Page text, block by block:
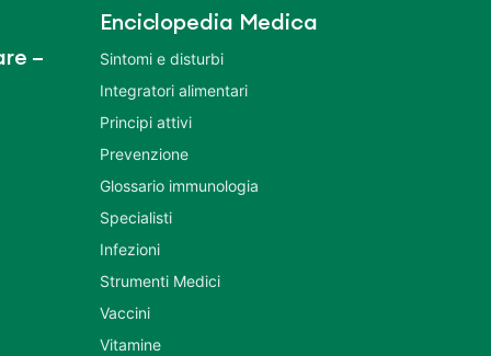
–
Enciclopedia Medica
Sintomi e disturbi
Integratori alimentari
Principi attivi
Prevenzione
Glossario immunologia
Specialisti
Infezioni
Strumenti Medici
Vaccini
Vitamine